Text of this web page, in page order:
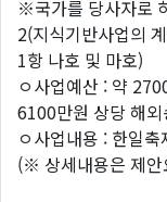
※국가를 당사자로
2(지식기반사업의
1항 나호 및 마호)
ㅇ사업예산 : 약
6100만원 상당 해외
ㅇ사업내용 : 한일
(※ 상세내용은 제안